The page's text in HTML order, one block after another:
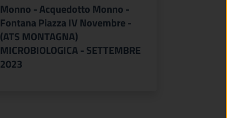
Monno - Acquedotto Monno -
Fontana Piazza IV Novembre -
(ATS MONTAGNA)
MICROBIOLOGICA - SETTEMBRE
2023